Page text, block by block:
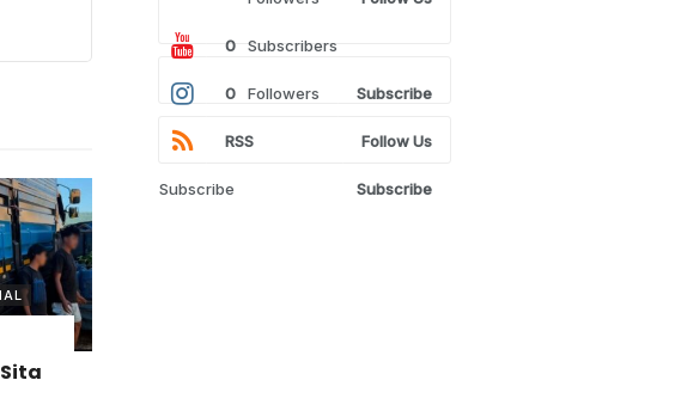
0 Subscribers
Subscribe
0 Followers
Follow Us
RSS
Subscribe Subscribe